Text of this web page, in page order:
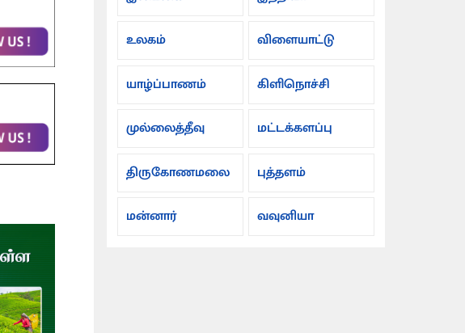
உலகம் விளையாட்டு
யாழ்ப்பாணம் கிளிநொச்சி
முல்லைத்தீவு மட்டக்களப்பு
திருகோணமலை புத்தளம்
மன்னார் வவுனியா